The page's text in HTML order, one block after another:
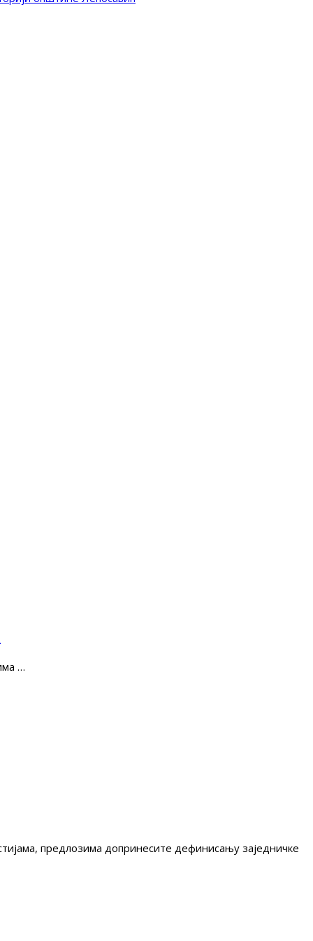
…
предлозима допринесите дефинисању заједничке